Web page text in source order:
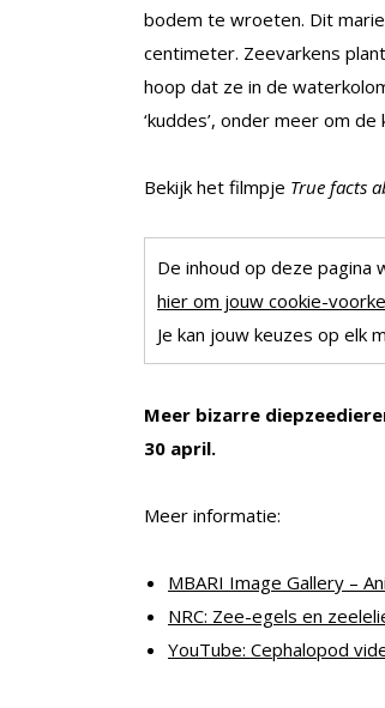
bodem te wroeten. Dit
centimeter. Zeevarkens
hoop dat ze in de
‘kuddes’, onder meer om
Bekijk het filmpje True facts
De inhoud op deze
hier om jouw cookie-
Je kan jouw keuzes op elk
Meer bizarre
30 april.
Meer informatie:
MBARI Image Gallery –
NRC: Zee-egels en
YouTube: Cephalopod